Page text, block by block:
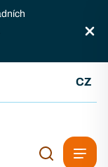
CZ